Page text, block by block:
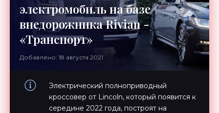
электромобиль на базе
внедорожника Rivian -
«Транспорт»
Добавлено: 18 августа 2021
Электрический полноприводный
кроссовер от Lincoln, который появится к
середине 2022 года, построят на